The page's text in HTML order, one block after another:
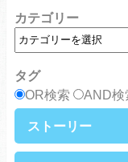
カテゴリー
タグ
OR検索
AND検
ストーリー